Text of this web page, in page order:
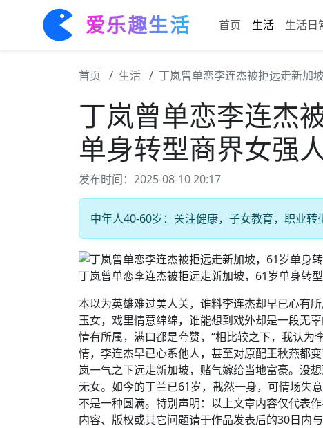
爱乐趣生活 首页 生活 生活日
首页 生活 丁岚曾单恋李连杰被拒远走新加
丁岚曾单恋李连杰
单身转型商界女强
发布时间：2025-08-10 20:17
中年人40-60岁：关注健康，子女教育，职业
丁岚曾单恋李连杰被拒远走新加坡，61岁单身转
本以为英雄难过美人关，谁料李连杰却早已心有
玉女，戏里情意绵绵，谁能想到戏外却是一段无
情有所属，满口都是夸赞，“相比较之下，我认
情，李连杰早已心系他人，甚至对原配王秋燕都
岚一气之下远走新加坡，赌气嫁给当地富豪。没
无女。如今的丁兰已61岁，截然一身，可情场失
不是一种圆满。特别声明：以上文章内容仅代表
内容、版权或其它问题请于作品发表后的30日内与